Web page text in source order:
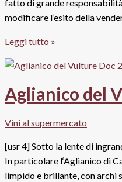
fatto di grande
modificare l’esito della
Teroldego
Doc
2012,
Leggi tutto »
Aglianico del
Vini al supermercato
[usr 4] Sotto la lente di
In particolare l‘Aglianico di
limpido e brillante, con archi